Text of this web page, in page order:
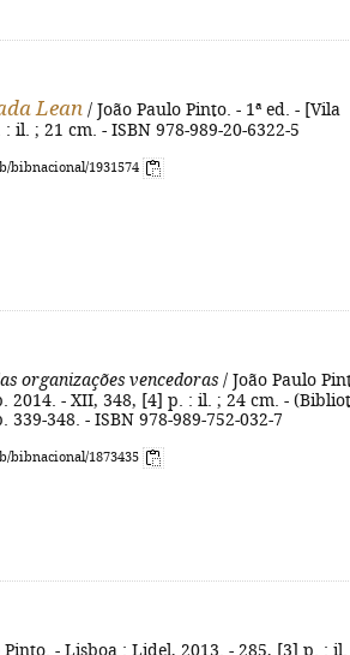
Lean / João Paulo Pinto. - 1ª ed. - [Vila
il. ; 21 cm. - ISBN 978-989-20-6322-5
bibnacional/1931574
organizações vencedoras / João Paulo
2014. - XII, 348, [4] p. : il. ; 24 cm. -
348. - ISBN 978-989-752-032-7
bibnacional/1873435
Pinto. - Lisboa : Lidel, 2013. - 285, [3] p. :